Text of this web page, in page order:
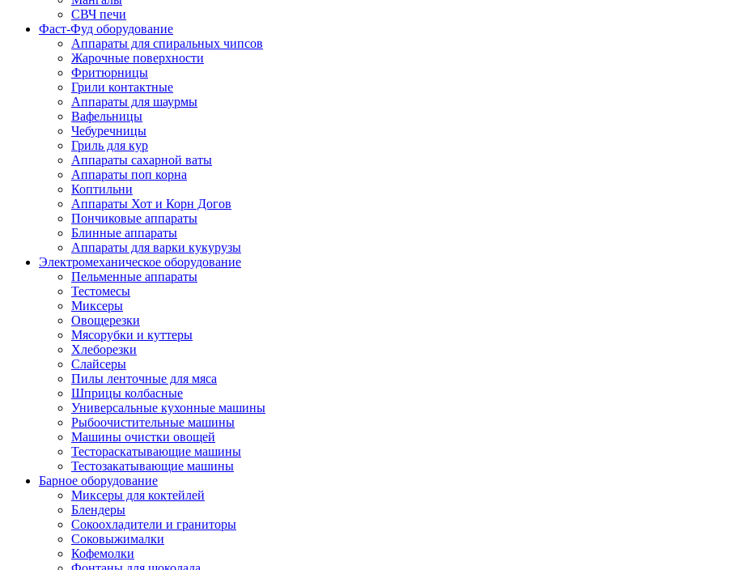
СВЧ печи
Фаст-Фуд оборудование
Аппараты для спиральных чипсов
Жарочные поверхности
Фритюрницы
Грили контактные
Аппараты для шаурмы
Вафельницы
Чебуречницы
Гриль для кур
Аппараты сахарной ваты
Аппараты поп корна
Коптильни
Аппараты Хот и Корн Догов
Пончиковые аппараты
Блинные аппараты
Аппараты для варки кукурузы
Электромеханическое оборудование
Пельменные аппараты
Тестомесы
Миксеры
Овощерезки
Мясорубки и куттеры
Хлеборезки
Слайсеры
Пилы ленточные для мяса
Шприцы колбасные
Универсальные кухонные машины
Рыбоочистительные машины
Машины очистки овощей
Тестораскатывающие машины
Тестозакатывающие машины
Барное оборудование
Миксеры для коктейлей
Блендеры
Сокоохладители и граниторы
Соковыжималки
Кофемолки